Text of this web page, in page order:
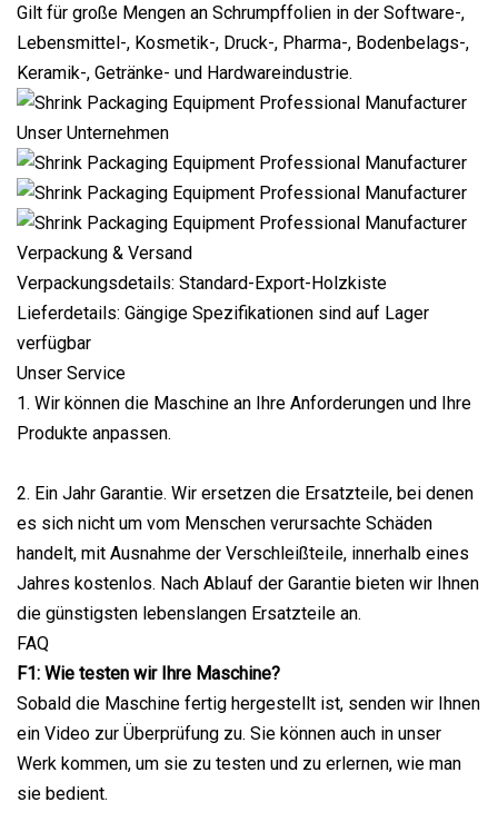
Gilt für große Mengen an Schrumpffolien in der Software-,
Lebensmittel-, Kosmetik-, Druck-, Pharma-, Bodenbelags-,
Keramik-, Getränke- und Hardwareindustrie.
Unser Unternehmen
Verpackung & Versand
Verpackungsdetails: Standard-Export-Holzkiste
Lieferdetails: Gängige Spezifikationen sind auf Lager
verfügbar
Unser Service
1. Wir können die Maschine an Ihre Anforderungen und Ihre
Produkte anpassen.
2. Ein Jahr Garantie. Wir ersetzen die Ersatzteile, bei denen
es sich nicht um vom Menschen verursachte Schäden
handelt, mit Ausnahme der Verschleißteile, innerhalb eines
Jahres kostenlos. Nach Ablauf der Garantie bieten wir Ihnen
die günstigsten lebenslangen Ersatzteile an.
FAQ
F1: Wie testen wir Ihre Maschine?
Sobald die Maschine fertig hergestellt ist, senden wir Ihnen
ein Video zur Überprüfung zu. Sie können auch in unser
Werk kommen, um sie zu testen und zu erlernen, wie man
sie bedient.